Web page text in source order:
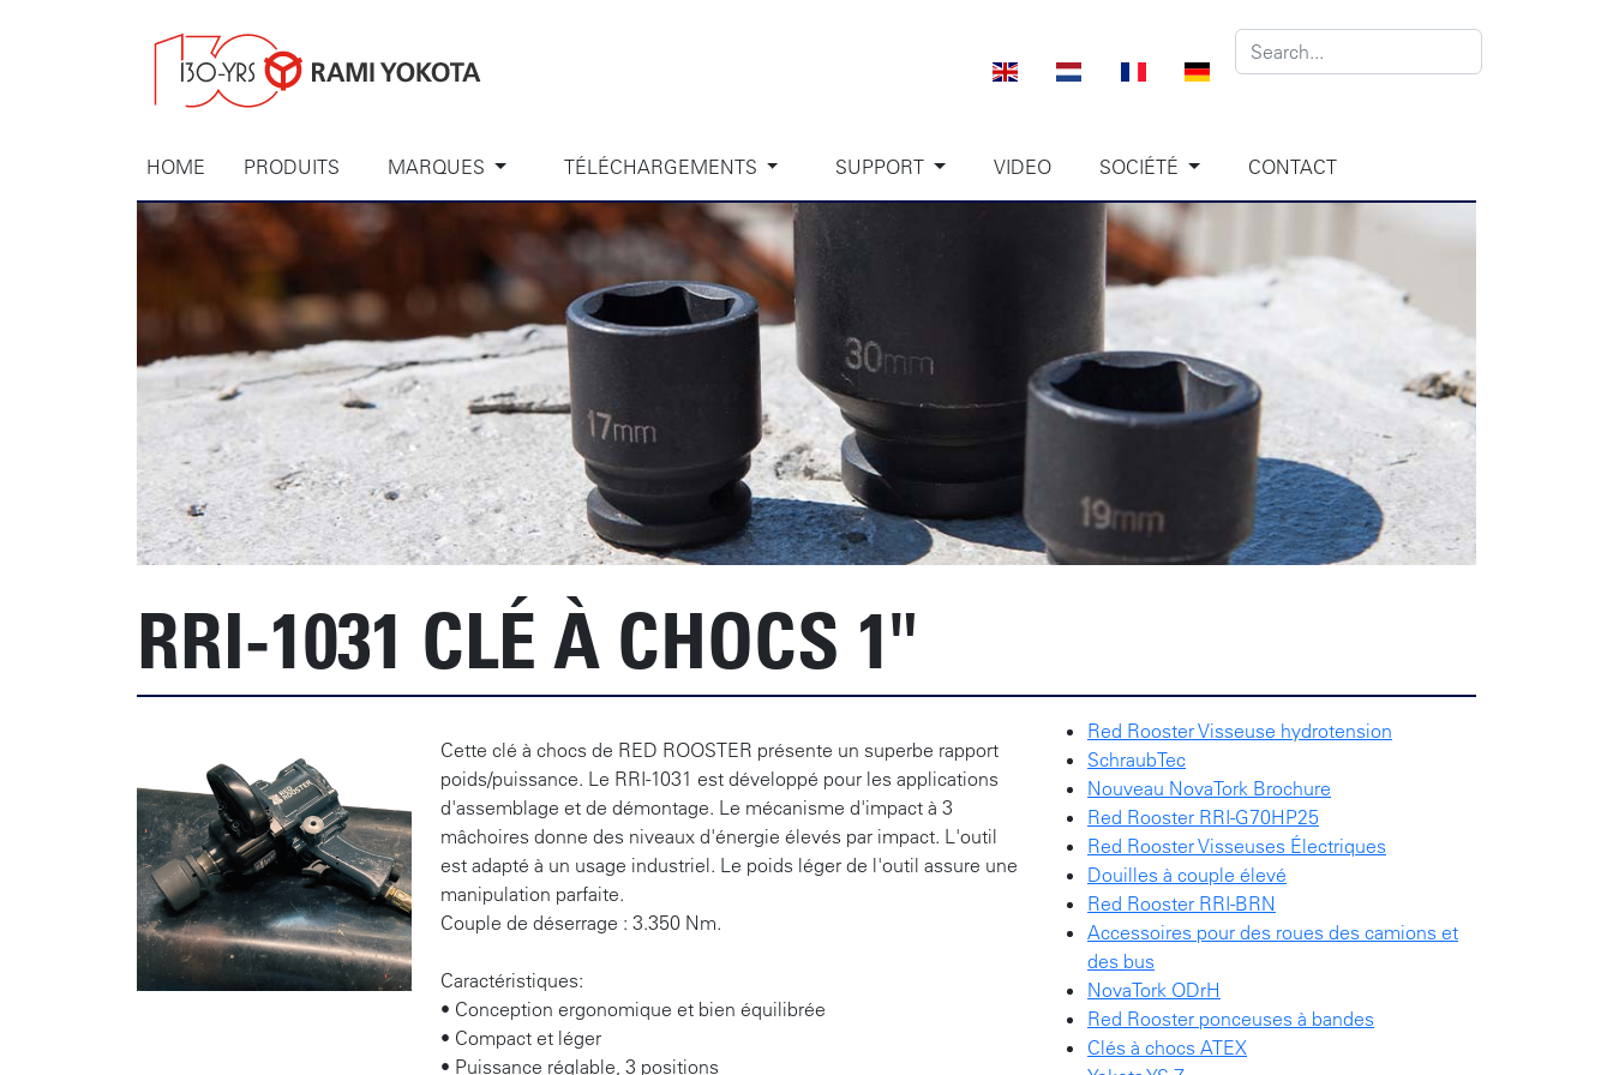
HOME PRODUITS MARQUES TÉLÉCHARGEMENTS SUPPORT VIDEO SOCIÉTÉ CONTACT
RRI-1031 CLÉ À CHOCS 1"
Cette clé à chocs de RED ROOSTER présente un superbe rapport
poids/puissance. Le RRI-1031 est développé pour les applications
d'assemblage et de démontage. Le mécanisme d'impact à 3
mâchoires donne des niveaux d'énergie élevés par impact. L'outil
est adapté à un usage industriel. Le poids léger de l'outil assure une
manipulation parfaite.
Couple de déserrage : 3.350 Nm.
Caractéristiques:
• Conception ergonomique et bien équilibrée
• Compact et léger
• Puissance réglable, 3 positions
Red Rooster Visseuse hydrotension
SchraubTec
Nouveau NovaTork Brochure
Red Rooster RRI-G70HP25
Red Rooster Visseuses Électriques
Douilles à couple élevé
Red Rooster RRI-BRN
Accessoires pour des roues des camions et
des bus
NovaTork ODrH
Red Rooster ponceuses à bandes
Clés à chocs ATEX